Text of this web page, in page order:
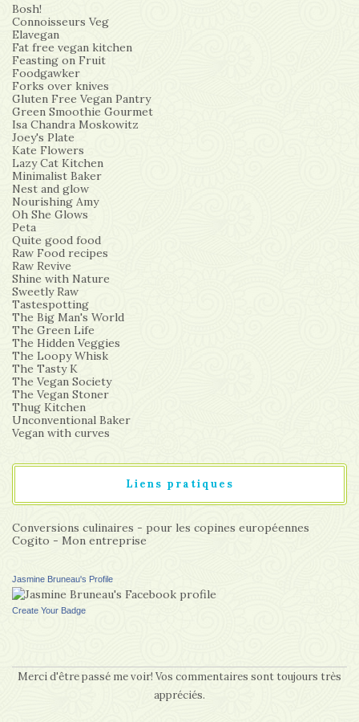
Bosh!
Connoisseurs Veg
Elavegan
Fat free vegan kitchen
Feasting on Fruit
Foodgawker
Forks over knives
Gluten Free Vegan Pantry
Green Smoothie Gourmet
Isa Chandra Moskowitz
Joey's Plate
Kate Flowers
Lazy Cat Kitchen
Minimalist Baker
Nest and glow
Nourishing Amy
Oh She Glows
Peta
Quite good food
Raw Food recipes
Raw Revive
Shine with Nature
Sweetly Raw
Tastespotting
The Big Man's World
The Green Life
The Hidden Veggies
The Loopy Whisk
The Tasty K
The Vegan Society
The Vegan Stoner
Thug Kitchen
Unconventional Baker
Vegan with curves
Liens pratiques
Conversions culinaires - pour les copines européennes
Cogito - Mon entreprise
Jasmine Bruneau's Profile
Create Your Badge
Merci d'être passé me voir! Vos commentaires sont toujours très
appréciés.